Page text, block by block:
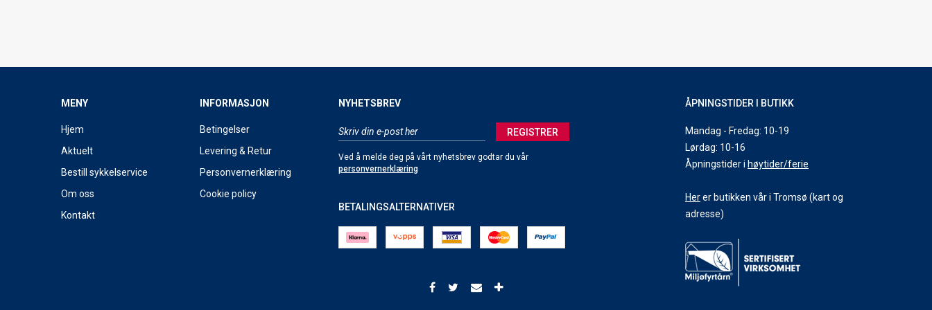
MENY
Hjem
Aktuelt
Bestill sykkelservice
Om oss
Kontakt
INFORMASJON
Betingelser
Levering & Retur
Personvernerklæring
Cookie policy
NYHETSBREV
REGISTRER
Ved å melde deg på vårt nyhetsbrev godtar du vår
personvernerklæring
BETALINGSALTERNATIVER
ÅPNINGSTIDER I BUTIKK
Mandag - Fredag: 10-19
Lørdag: 10-16
Åpningstider i høytider/ferie
Herer butikken vår i Tromsø (kart og
adresse)